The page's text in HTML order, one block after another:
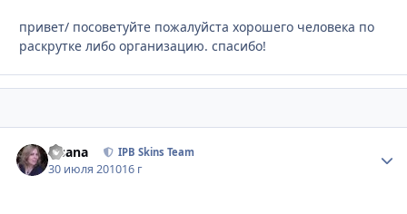
привет/ посоветуйте пожалуйста хорошего человека по
раскрутке либо организацию. спасибо!
Fisana IPB Skins Team
30 июля 201016 г